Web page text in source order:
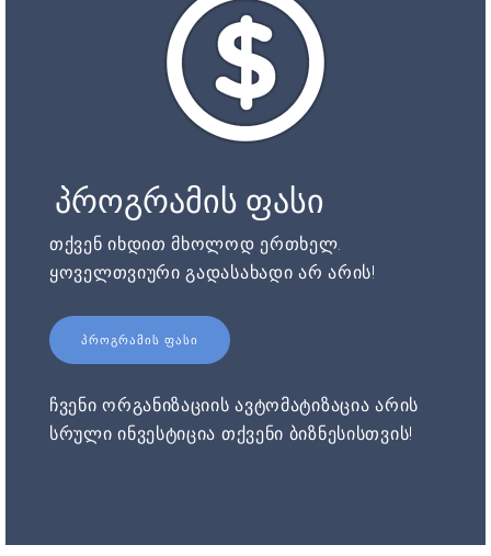
პროგრამის ფასი
თქვენ იხდით მხოლოდ ერთხელ.
ყოველთვიური გადასახადი არ არის!
ᲞᲠᲝᲒᲠᲐᲛᲘᲡ ᲤᲐᲡᲘ
ჩვენი ორგანიზაციის ავტომატიზაცია არის
სრული ინვესტიცია თქვენი ბიზნესისთვის!